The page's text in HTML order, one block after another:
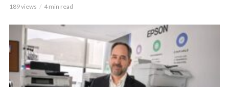
189 views 4 min read